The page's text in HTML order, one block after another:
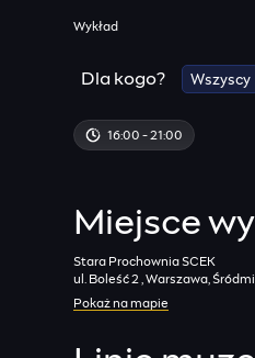
Wykład
Dla kogo? Wszyscy
16:00 - 21:00
Miejsce
Stara Prochownia SCEK
ul. Boleść 2 , Warszawa,
Pokaż na mapie